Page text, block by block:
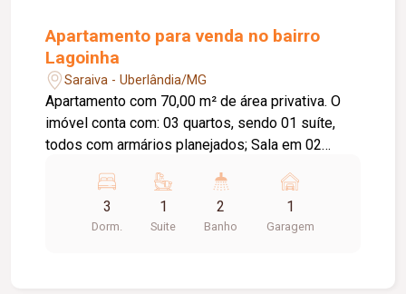
Apartamento para venda no bairro
Lagoinha
Saraiva - Uberlândia/MG
Apartamento com 70,00 m² de área privativa. O
imóvel conta com: 03 quartos, sendo 01 suíte,
todos com armários planejados; Sala em 02
Banheiro social; Hall de circulação; Área de
serviço com armários planejados; 01 vaga de
garagem; O condomínio oferece: Portaria 24
3
Dorm.
1
Suite
2
Banho
1
Garagem